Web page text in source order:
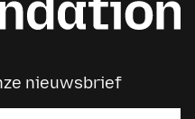
nieuwsbrief